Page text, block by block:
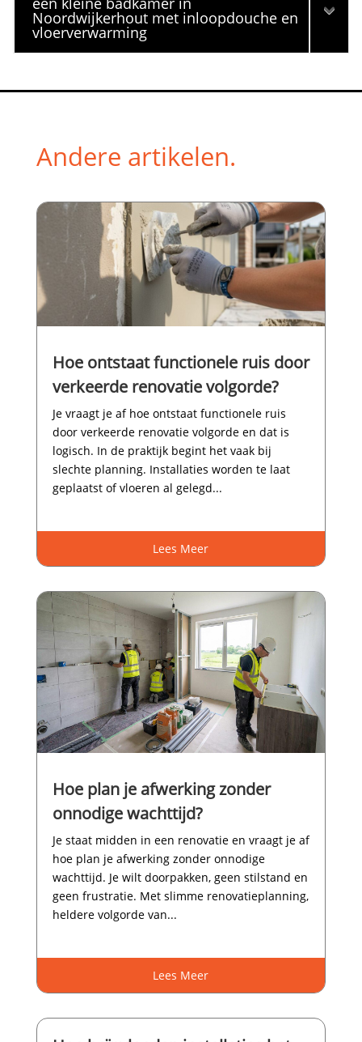
Noordwijkerhout met inloopdouche en
vloerverwarming
Andere artikelen.
Hoe ontstaat functionele ruis door
verkeerde renovatie volgorde?
Je vraagt je af hoe ontstaat functionele ruis
door verkeerde renovatie volgorde en dat is
logisch.​ In de praktijk begint het vaak bij
slechte planning.​ Installaties worden te laat
geplaatst of vloeren al gelegd...
Lees Meer
Hoe plan je afwerking zonder
onnodige wachttijd?
Je staat midden in een renovatie en vraagt je af
hoe plan je afwerking zonder onnodige
wachttijd.​ Je wilt doorpakken, geen stilstand en
geen frustratie.​ Met slimme renovatieplanning,
heldere volgorde van...
Lees Meer